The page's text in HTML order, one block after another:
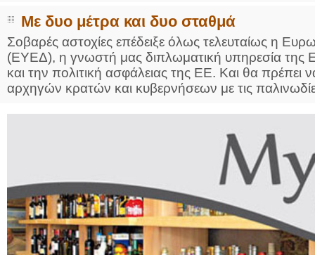
Με δυο μέτρα και δυο σταθμά
Σοβαρές αστοχίες επέδειξε όλως τελευταίως η
(ΕΥΕΔ), η γνωστή μας διπλωματική υπηρεσία της
και την πολιτική ασφάλειας της ΕΕ. Και θα
αρχηγών κρατών και κυβερνήσεων με τις